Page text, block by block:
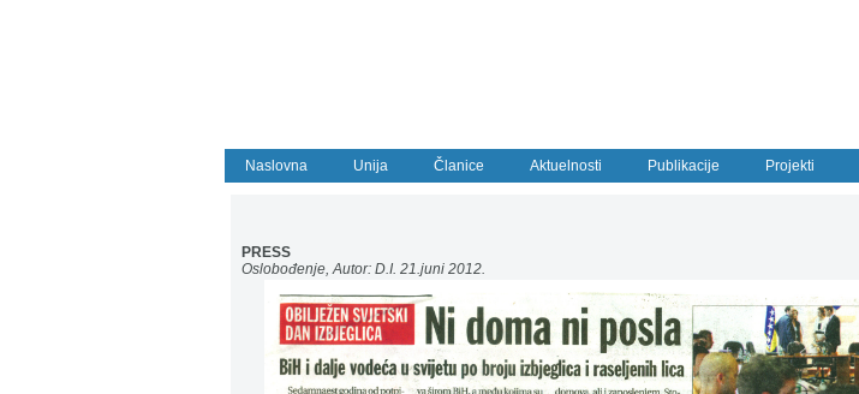
Naslovna Unija Članice Aktuelnosti Publikacije Projekti
PRESS
Oslobođenje, Autor: D.I. 21.juni 2012.